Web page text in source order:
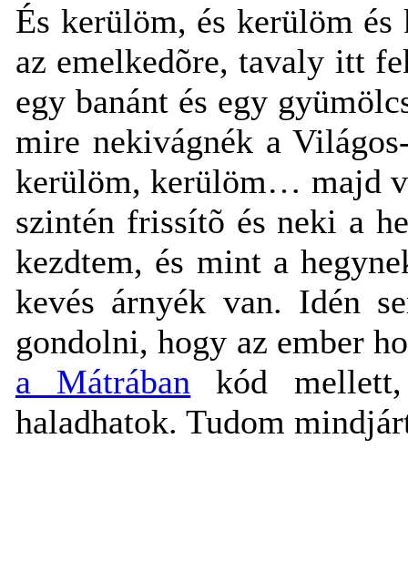
És kerülöm, és kerülöm
az emelkedõre, tavaly itt
egy banánt és egy
mire nekivágnék a
kerülöm, kerülöm… majd
szintén frissítõ és neki a
kezdtem, és mint a
kevés árnyék van. Idén
gondolni, hogy az ember
a Mátrában kód
haladhatok. Tudom